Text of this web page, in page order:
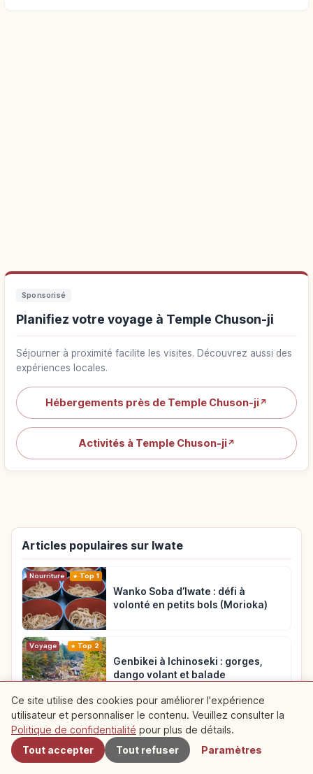
Sponsorisé
Planifiez votre voyage à Temple Chuson-ji
Séjourner à proximité facilite les visites. Découvrez aussi des
expériences locales.
Hébergements près de Temple Chuson-ji↗
Activités à Temple Chuson-ji↗
Articles populaires sur Iwate
Nourriture Top 1
Wanko Soba d’Iwate : défi à
volonté en petits bols (Morioka)
Voyage Top 2
Genbikei à Ichinoseki : gorges,
dango volant et balade
Voyage Top 3
Mont Hayachine à Iwate : sentiers,
fleurs alpines et accès
À proximité
Ce site utilise des cookies pour améliorer l'expérience
utilisateur et personnaliser le contenu. Veuillez consulter la
Politique de confidentialité pour plus de détails.
Tout accepter
Tout refuser Paramètres